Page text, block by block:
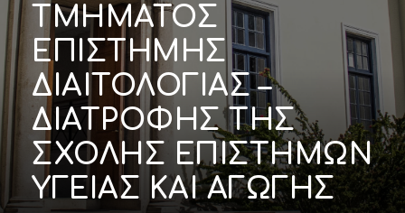
ΤΜΗΜΑΤΟΣ
ΕΠΙΣΤΗΜΗΣ
ΔΙΑΙΤΟΛΟΓΙΑΣ –
ΔΙΑΤΡΟΦΗΣ ΤΗΣ
ΣΧΟΛΗΣ ΕΠΙΣΤΗΜΩΝ
ΥΓΕΙΑΣ ΚΑΙ ΑΓΩΓΗΣ